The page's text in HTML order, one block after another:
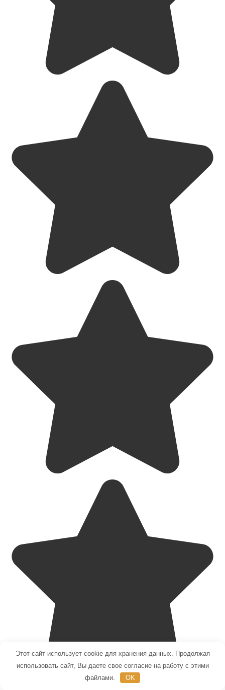
Этот сайт использует cookie для хранения данных. Продолжая
использовать сайт, Вы даете свое согласие на работу с этими
файлами.
OK